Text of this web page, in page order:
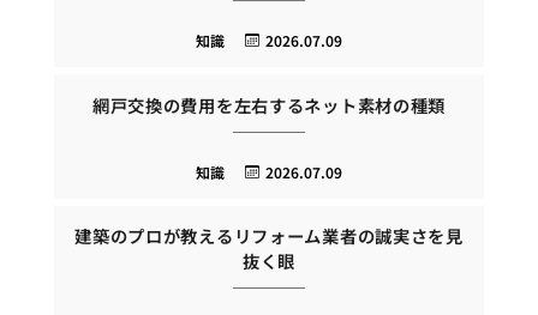
2026.07.09
知識
網戸交換の費用を左右するネット素材の種類
2026.07.09
知識
建築のプロが教えるリフォーム業者の誠実さを見
抜く眼